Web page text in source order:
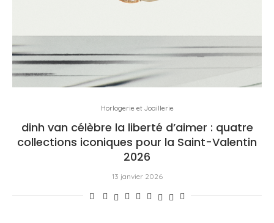
Horlogerie et Joaillerie
dinh van célèbre la liberté d’aimer : quatre
collections iconiques pour la Saint-Valentin
2026
13 janvier 2026